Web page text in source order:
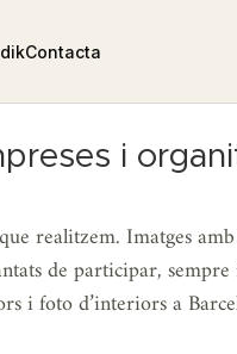
Contacta
i
realitzem. Imatges
de participar,
i foto d’interiors a